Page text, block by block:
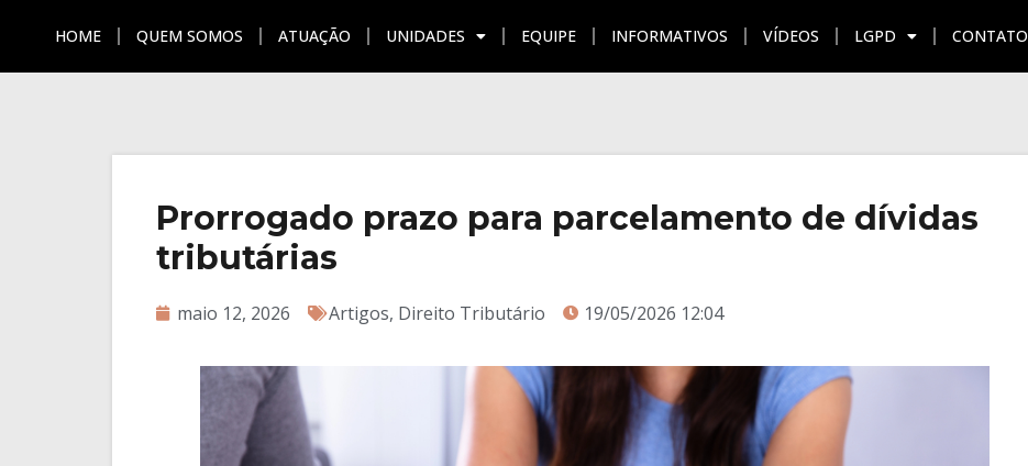
HOME QUEM SOMOS ATUAÇÃO UNIDADES EQUIPE INFORMATIVOS
HOME QUEM SOMOS ATUAÇÃO UNIDADES EQUIPE INFORMATIVOS VÍDEOS LGPD CONTATO
Prorrogado prazo para parcelamento de dívidas
tributárias
maio 12, 2026 Artigos, Direito Tributário 19/05/2026 12:04